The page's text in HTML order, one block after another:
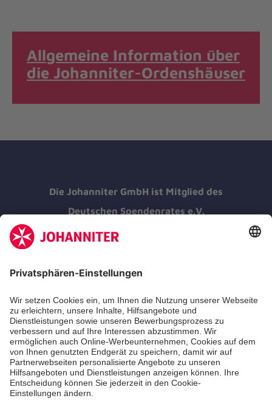
Allgemeine Information über
die Johanniter-Ordenshäuser
Die Johanniter GmbH ist Mitglied des
Deutschen Spendenrates e.V.
Kununu Top Company 2026
Medizin & Pflege